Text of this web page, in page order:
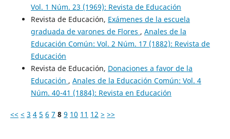
Vol. 1 Núm. 23 (1969): Revista de Educación
Revista de Educación, Exámenes de la escuela
graduada de varones de Flores , Anales de la
Educación Común: Vol. 2 Núm. 17 (1882): Revista de
Educación
Revista de Educación, Donaciones a favor de la
Educación , Anales de la Educación Común: Vol. 4
Núm. 40-41 (1884): Revista en Educación
<< < 3 4 5 6 7 8 9 10 11 12 > >>